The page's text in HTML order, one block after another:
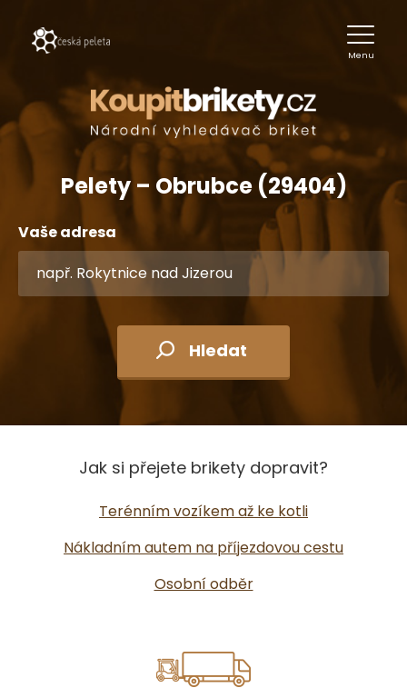
Menu
Pelety – Obrubce (29404)
Vaše adresa
Hledat
Jak si přejete brikety dopravit?
Terénním vozíkem až ke kotli
Nákladním autem na příjezdovou cestu
Osobní odběr